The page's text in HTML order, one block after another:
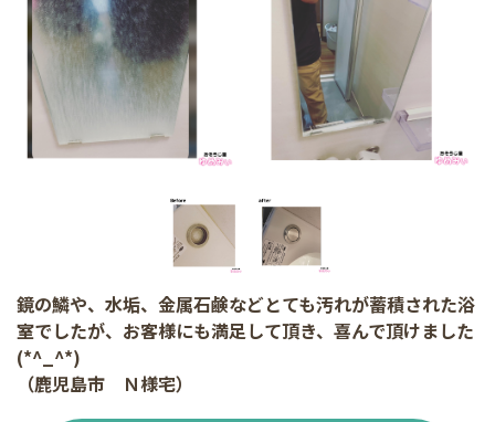
鏡の鱗や、水垢、金属石鹸などとても汚れが蓄積された浴
室でしたが、お客様にも満足して頂き、喜んで頂けました
(*^_^*)
（鹿児島市 Ｎ様宅）